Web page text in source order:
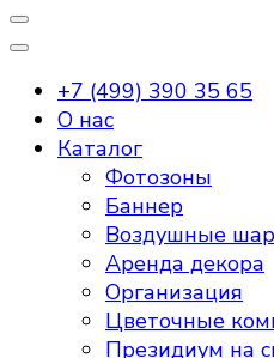
+7 (499) 390 35 65
О нас
Каталог
Фотозоны
Баннер
Воздушные
Аренда декора
Организация
Цветочные
Президиум на